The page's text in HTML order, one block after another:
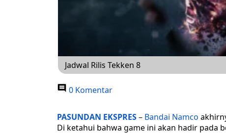
Jadwal Rilis Tekken 8
0 Komentar
PASUNDAN EKSPRES– Bandai Namco
Di ketahui bahwa game ini akan hadir pada